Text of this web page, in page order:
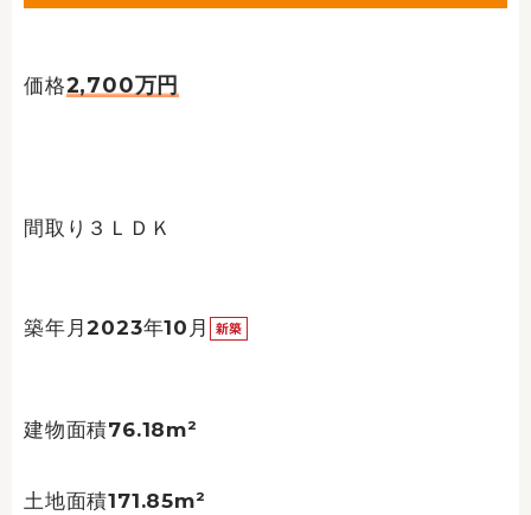
価格2,700万円
間取り３ＬＤＫ
築年月2023年10月
建物面積76.18m²
土地面積171.85m²